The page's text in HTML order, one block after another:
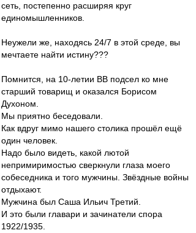
сеть, постепенно расширяя круг
единомышленников.
Неужели же, находясь 24/7 в этой среде, вы
мечтаете найти истину???
Помнится, на 10-летии ВВ подсел ко мне
старший товарищ и оказался Борисом
Духоном.
Мы приятно беседовали.
Как вдруг мимо нашего столика прошёл ещё
один человек.
Надо было видеть, какой лютой
непримиримостью сверкнули глаза моего
собеседника и того мужчины. Звёздные войны
отдыхают.
Мужчина был Саша Ильич Третий.
И это были главари и зачинатели спора
1922/1935.